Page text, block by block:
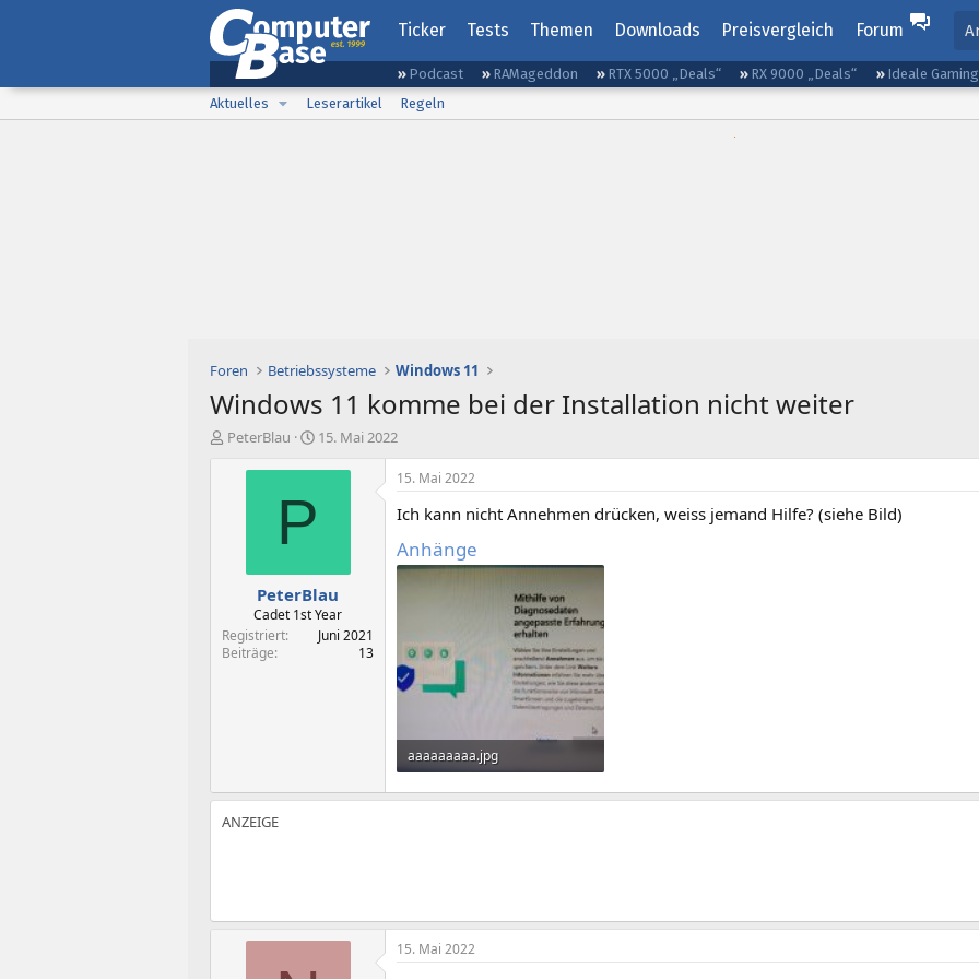
Ticker Tests Themen Downloads Preisvergleich Forum
Podcast RAMageddon RTX 5000 „Deals“ RX 9000 „Deals“
Ideale
Aktuelles
Leserartikel Regeln
Foren Betriebssysteme Windows 11
Windows 11 komme bei der Installation nicht weiter
E
PeterBlau
E
s
t
a
m
15. Mai 2022
P
PeterBlau
Cadet 1st Year
Registriert
Juni 2021
Beiträge
13
15. Mai 2022
Ich kann nicht Annehmen drücken, weiss jemand Hilfe? (siehe Bild)
Anhänge
aaaaaaaaa.jpg
246,3 KB · Aufrufe: 1.088
15. Mai 2022